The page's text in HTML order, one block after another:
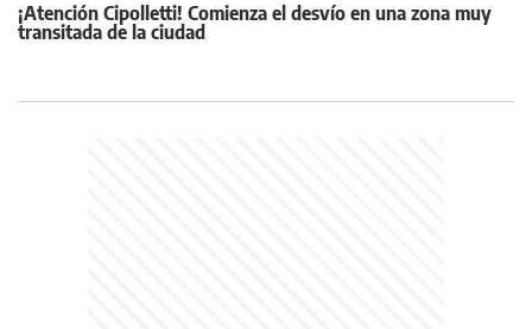
¡Atención Cipolletti! Comienza el desvío en una zona muy
transitada de la ciudad